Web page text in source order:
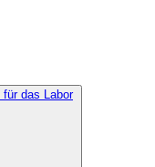
für das Labor